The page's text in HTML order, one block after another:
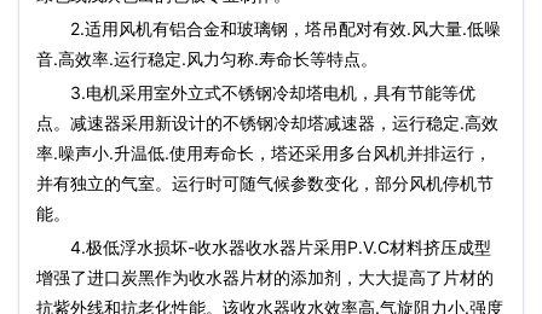
2.适用风机有铝合金和玻璃钢，塔吊配对有效.风大量.低噪
音.高效率.运行稳定.风力匀称.寿命长等特点。
3.电机采用室外立式不锈钢冷却塔电机，具有节能等优
点。减速器采用新设计的不锈钢冷却塔减速器，运行稳定.高效
率.噪声小.升温低.使用寿命长，塔还采用多台风机并排运行，
并有独立的气室。运行时可随气候参数变化，部分风机停机节
能。
4.极低浮水损坏-收水器收水器片采用P.V.C材料挤压成型
增强了进口炭黑作为收水器片材的添加剂，大大提高了片材的
抗紫外线和抗老化性能。该收水器收水效率高.气旋阻力小.强度